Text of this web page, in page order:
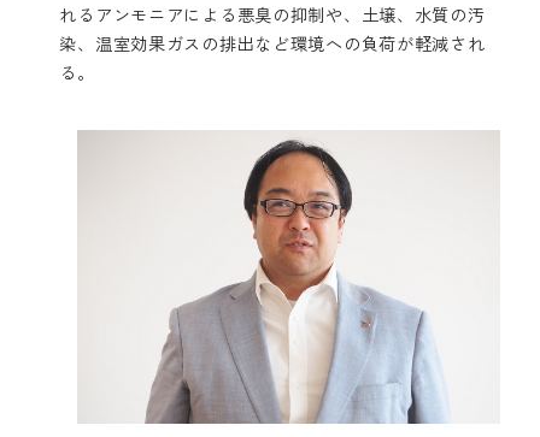
れるアンモニアによる悪臭の抑制や、土壌、水質の汚
染、温室効果ガスの排出など環境への負荷が軽減され
る。